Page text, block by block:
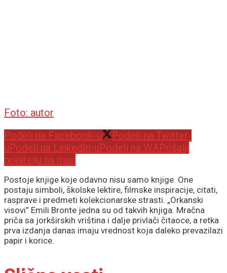
Foto: autor
Podeli na Facebook-u
Podeli na Twitter-
uPodeli na LinkedIn-uPodeli na WAPošalji
prijatelju na mail
Postoje knjige koje odavno nisu samo knjige. One
postaju simboli, školske lektire, filmske inspiracije, citati,
rasprave i predmeti kolekcionarske strasti. „Orkanski
visovi” Emili Bronte jedna su od takvih knjiga. Mračna
priča sa jorkširskih vriština i dalje privlači čitaoce, a retka
prva izdanja danas imaju vrednost koja daleko prevazilazi
papir i korice.